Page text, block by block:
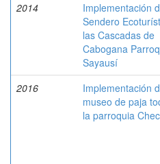
2014
Implementación
Sendero
las Cascadas de
Cabogana
Sayausí
2016
Implementación
museo de paja
la parroquia